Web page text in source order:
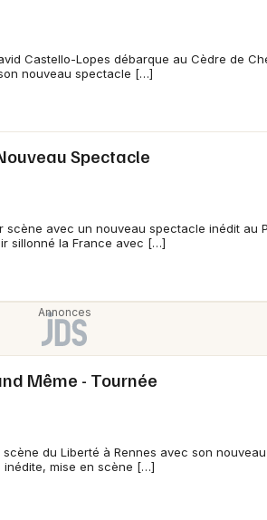
Castello-Lopes débarque au Cèdre de
nouveau spectacle […]
Spectacle
scène avec un nouveau spectacle inédit au
sillonné la France avec […]
Même - Tournée
du Liberté à Rennes avec son
inédite, mise en scène […]